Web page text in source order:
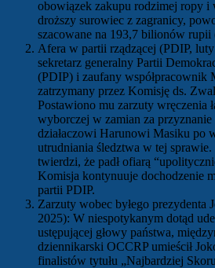
obowiązek zakupu rodzimej ropy i
droższy surowiec z zagranicy,
szacowane na 193,7 bilionów
Afera w partii rządzącej (PDIP,
sekretarz generalny Partii
(PDIP) i zaufany współpracownik
zatrzymany przez Komisję ds.
Postawiono mu zarzuty wręczenia
wyborczej w zamian za przyznanie
działaczowi Harunowi Masiku po
utrudniania śledztwa w tej
twierdzi, że padł ofiarą
Komisja kontynuuje dochodzenie
partii PDIP.
Zarzuty wobec byłego prezydenta
2025): W niespotykanym dotąd
ustępującej głowy państwa,
dziennikarski OCCRP umieścił
finalistów tytułu „Najbardziej